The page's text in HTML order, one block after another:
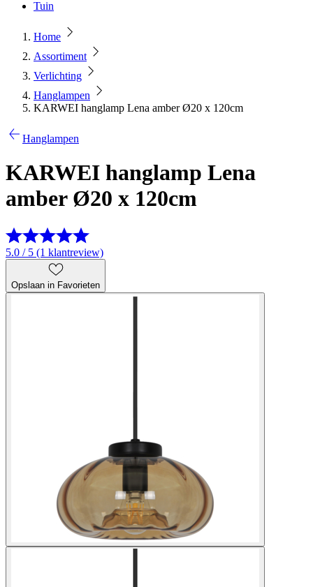
Tuin
Home
Assortiment
Verlichting
Hanglampen
KARWEI hanglamp Lena amber Ø20 x 120cm
Hanglampen
KARWEI hanglamp Lena
amber Ø20 x 120cm
5.0 / 5 (1 klantreview)
Opslaan in Favorieten